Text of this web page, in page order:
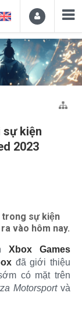
sự kiện
2023
trong sự kiện
vào hôm nay.
Xbox Games
đã giới thiệu
có mặt trên
Motorsportvà